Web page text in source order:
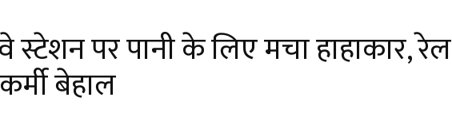
पर पानी के लिए मचा हाहाकार, रेल
बेहाल